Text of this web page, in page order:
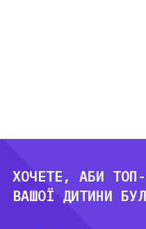
ХОЧЕТЕ, АБИ ТОП-
ВАШОЇ ДИТИНИ